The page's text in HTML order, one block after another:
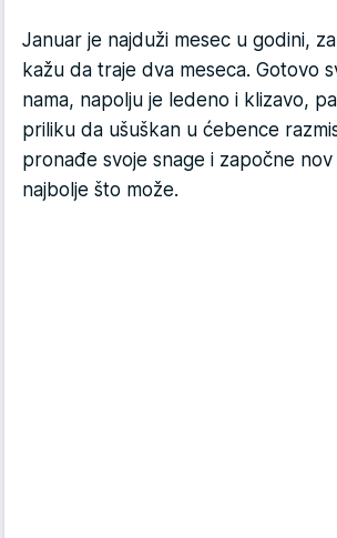
Januar je najduži mesec u godini,
kažu da traje dva meseca. Gotovo
nama, napolju je ledeno i klizavo,
priliku da ušuškan u ćebence
pronađe svoje snage i započne
najbolje što može.